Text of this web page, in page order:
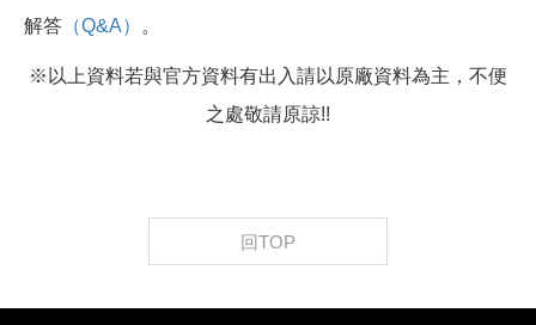
解答 （Q&A） 。
※以上資料若與官方資料有出入請以原廠資料為主，不便
之處敬請原諒!!
回TOP